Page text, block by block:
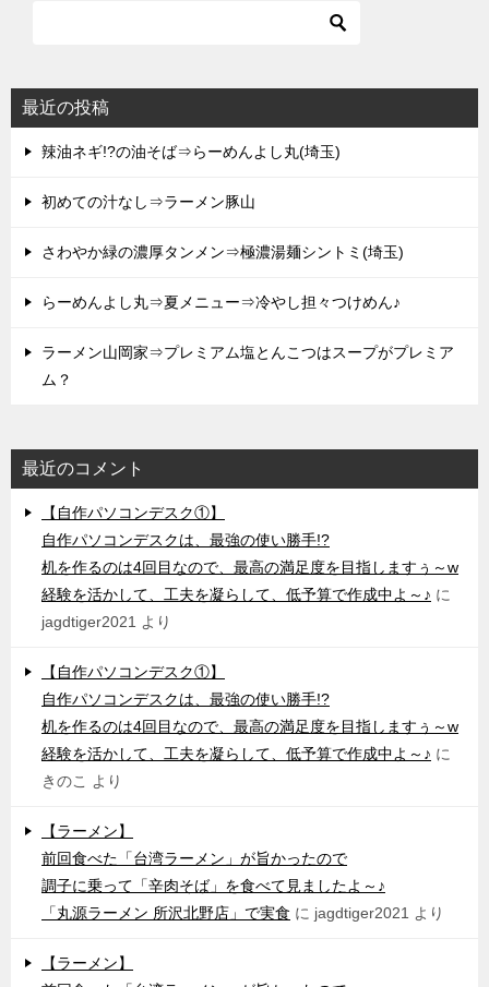
最近の投稿
辣油ネギ!?の油そば⇒らーめんよし丸(埼玉)
初めての汁なし⇒ラーメン豚山
さわやか緑の濃厚タンメン⇒極濃湯麺シントミ(埼玉)
らーめんよし丸⇒夏メニュー⇒冷やし担々つけめん♪
ラーメン山岡家⇒プレミアム塩とんこつはスープがプレミア
ム？
最近のコメント
【自作パソコンデスク①】
自作パソコンデスクは、最強の使い勝手!?
机を作るのは4回目なので、最高の満足度を目指しますぅ～w
経験を活かして、工夫を凝らして、低予算で作成中よ～♪ に
jagdtiger2021 より
【自作パソコンデスク①】
自作パソコンデスクは、最強の使い勝手!?
机を作るのは4回目なので、最高の満足度を目指しますぅ～w
経験を活かして、工夫を凝らして、低予算で作成中よ～♪ に
きのこ より
【ラーメン】
前回食べた「台湾ラーメン」が旨かったので
調子に乗って「辛肉そば」を食べて見ましたよ～♪
「丸源ラーメン 所沢北野店」で実食 に jagdtiger2021 より
【ラーメン】